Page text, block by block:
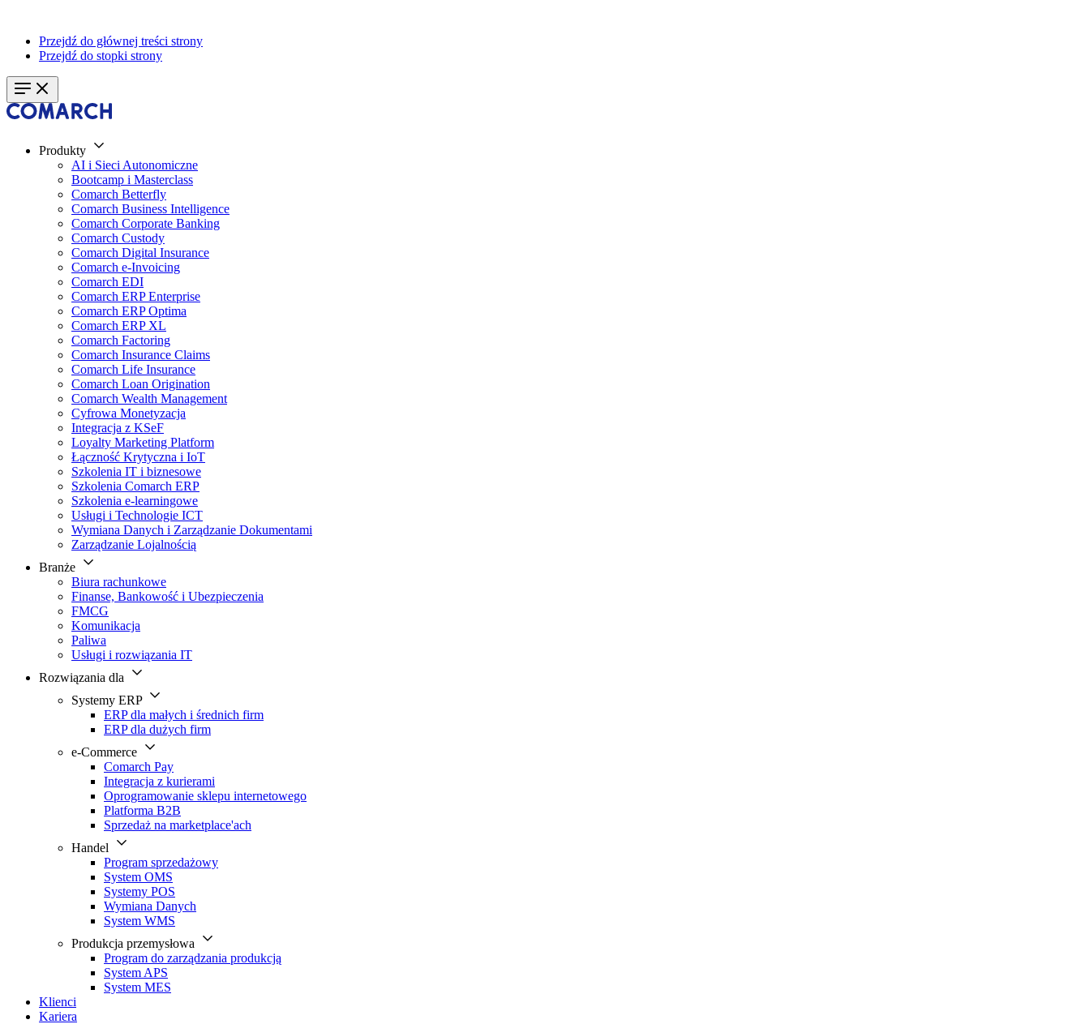
Przejdź do głównej treści strony
Przejdź do stopki strony
Produkty
AI i Sieci Autonomiczne
Bootcamp i Masterclass
Comarch Betterfly
Comarch Business Intelligence
Comarch Corporate Banking
Comarch Custody
Comarch Digital Insurance
Comarch e-Invoicing
Comarch EDI
Comarch ERP Enterprise
Comarch ERP Optima
Comarch ERP XL
Comarch Factoring
Comarch Insurance Claims
Comarch Life Insurance
Comarch Loan Origination
Comarch Wealth Management
Cyfrowa Monetyzacja
Integracja z KSeF
Loyalty Marketing Platform
Łączność Krytyczna i IoT
Szkolenia IT i biznesowe
Szkolenia Comarch ERP
Szkolenia e-learningowe
Usługi i Technologie ICT
Wymiana Danych i Zarządzanie Dokumentami
Zarządzanie Lojalnością
Branże
Biura rachunkowe
Finanse, Bankowość i Ubezpieczenia
FMCG
Komunikacja
Paliwa
Usługi i rozwiązania IT
Rozwiązania dla
Systemy ERP
ERP dla małych i średnich firm
ERP dla dużych firm
e-Commerce
Comarch Pay
Integracja z kurierami
Oprogramowanie sklepu internetowego
Platforma B2B
Sprzedaż na marketplace'ach
Handel
Program sprzedażowy
System OMS
Systemy POS
Wymiana Danych
System WMS
Produkcja przemysłowa
Program do zarządzania produkcją
System APS
System MES
Klienci
Kariera